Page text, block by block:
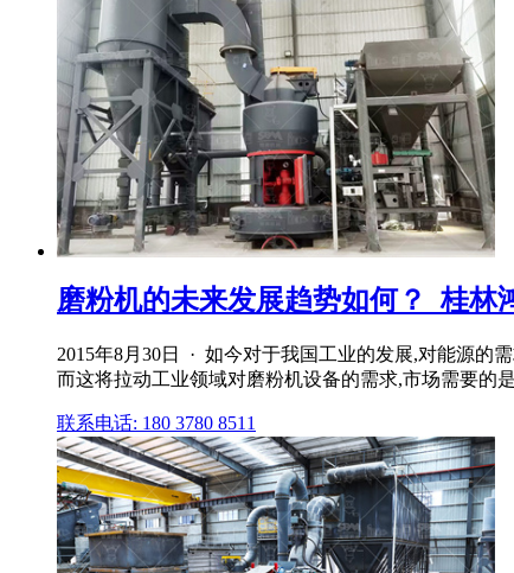
磨粉机的未来发展趋势如何？_桂林
2015年8月30日 · 如今对于我国工业的发展,对能源的
而这将拉动工业领域对磨粉机设备的需求,市场需要的
联系电话: 180 3780 8511